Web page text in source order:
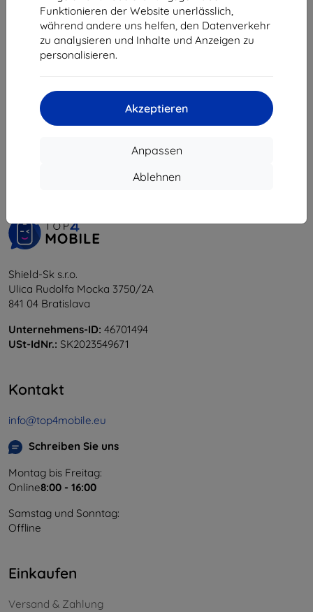
Funktionieren der Website unerlässlich,
während andere uns helfen, den Datenverkehr
zu analysieren und Inhalte und Anzeigen zu
personalisieren.
Akzeptieren
Anpassen
Ablehnen
9,81 €
Auf Lager > 5 Stk.
10,71 €
Auf Lager > 5 Stk.
vom ganzen6.
Shield-Sk s.r.o.
Ulica Rudolfa Mocka 3750/2A
841 04 Bratislava
Unternehmens-ID: 46701494
USt-IdNr.: SK2023549671
Kontakt
info@top4mobile.eu
Schreiben Sie uns
Montag bis Freitag:
Online8:00 - 16:00
Samstag und Sonntag:
Offline
Einkaufen
Versand & Zahlung